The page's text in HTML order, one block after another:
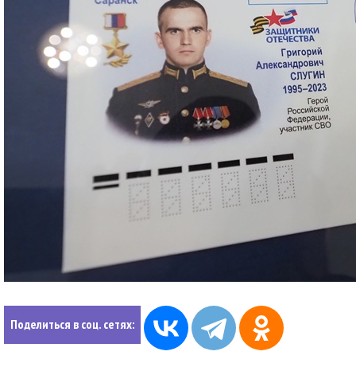
Поделиться в соц. сетях: